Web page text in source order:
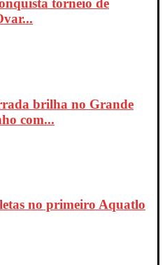
torneio de
brilha no Grande
com...
no primeiro Aquatlo